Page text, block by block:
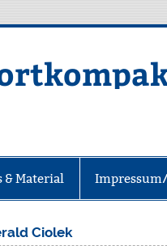
& Material
Ciolek